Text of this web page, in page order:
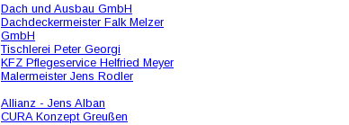
Dach und Ausbau GmbH
Dachdeckermeister Falk Melzer
GmbH
Tischlerei Peter Georgi
KFZ Pflegeservice Helfried Meyer
Malermeister Jens Rodler
Allianz - Jens Alban
CURA Konzept Greußen